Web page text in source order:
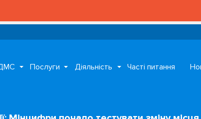
Послуги Діяльність Часті питання